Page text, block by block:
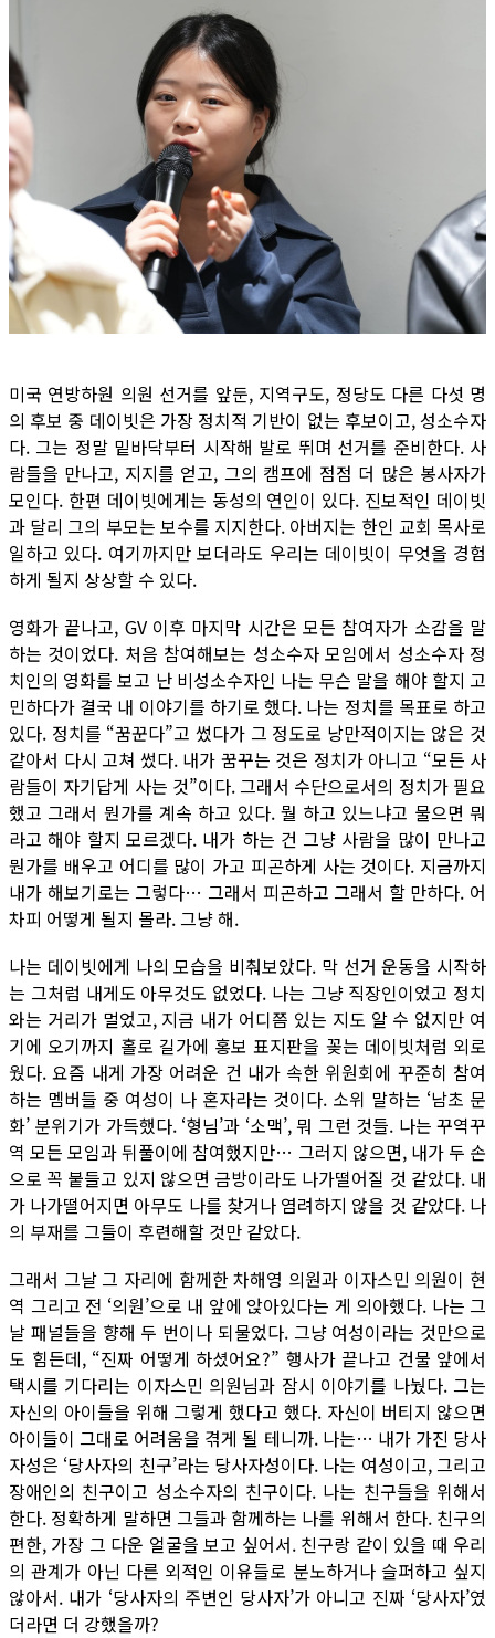
미국 연방하원 의원 선거를 앞둔, 지역구도, 정당도 다른 다섯 명
의 후보 중 데이빗은 가장 정치적 기반이 없는 후보이고, 성소수자
다. 그는 정말 밑바닥부터 시작해 발로 뛰며 선거를 준비한다. 사
람들을 만나고, 지지를 얻고, 그의 캠프에 점점 더 많은 봉사자가
모인다. 한편 데이빗에게는 동성의 연인이 있다. 진보적인 데이빗
과 달리 그의 부모는 보수를 지지한다. 아버지는 한인 교회 목사로
일하고 있다. 여기까지만 보더라도 우리는 데이빗이 무엇을 경험
하게 될지 상상할 수 있다.
영화가 끝나고, GV 이후 마지막 시간은 모든 참여자가 소감을 말
하는 것이었다. 처음 참여해보는 성소수자 모임에서 성소수자 정
치인의 영화를 보고 난 비성소수자인 나는 무슨 말을 해야 할지 고
민하다가 결국 내 이야기를 하기로 했다. 나는 정치를 목표로 하고
있다. 정치를 “꿈꾼다”고 썼다가 그 정도로 낭만적이지는 않은 것
같아서 다시 고쳐 썼다. 내가 꿈꾸는 것은 정치가 아니고 “모든 사
람들이 자기답게 사는 것”이다. 그래서 수단으로서의 정치가 필요
했고 그래서 뭔가를 계속 하고 있다. 뭘 하고 있느냐고 물으면 뭐
라고 해야 할지 모르겠다. 내가 하는 건 그냥 사람을 많이 만나고
뭔가를 배우고 어디를 많이 가고 피곤하게 사는 것이다. 지금까지
내가 해보기로는 그렇다… 그래서 피곤하고 그래서 할 만하다. 어
차피 어떻게 될지 몰라. 그냥 해.
나는 데이빗에게 나의 모습을 비춰보았다. 막 선거 운동을 시작하
는 그처럼 내게도 아무것도 없었다. 나는 그냥 직장인이었고 정치
와는 거리가 멀었고, 지금 내가 어디쯤 있는 지도 알 수 없지만 여
기에 오기까지 홀로 길가에 홍보 표지판을 꽂는 데이빗처럼 외로
웠다. 요즘 내게 가장 어려운 건 내가 속한 위원회에 꾸준히 참여
하는 멤버들 중 여성이 나 혼자라는 것이다. 소위 말하는 ‘남초 문
화’ 분위기가 가득했다. ‘형님’과 ‘소맥’, 뭐 그런 것들. 나는 꾸역꾸
역 모든 모임과 뒤풀이에 참여했지만… 그러지 않으면, 내가 두 손
으로 꼭 붙들고 있지 않으면 금방이라도 나가떨어질 것 같았다. 내
가 나가떨어지면 아무도 나를 찾거나 염려하지 않을 것 같았다. 나
의 부재를 그들이 후련해할 것만 같았다.
그래서 그날 그 자리에 함께한 차해영 의원과 이자스민 의원이 현
역 그리고 전 ‘의원’으로 내 앞에 앉아있다는 게 의아했다. 나는 그
날 패널들을 향해 두 번이나 되물었다. 그냥 여성이라는 것만으로
도 힘든데, “진짜 어떻게 하셨어요?” 행사가 끝나고 건물 앞에서
택시를 기다리는 이자스민 의원님과 잠시 이야기를 나눴다. 그는
자신의 아이들을 위해 그렇게 했다고 했다. 자신이 버티지 않으면
아이들이 그대로 어려움을 겪게 될 테니까. 나는… 내가 가진 당사
자성은 ‘당사자의 친구’라는 당사자성이다. 나는 여성이고, 그리고
장애인의 친구이고 성소수자의 친구이다. 나는 친구들을 위해서
한다. 정확하게 말하면 그들과 함께하는 나를 위해서 한다. 친구의
편한, 가장 그 다운 얼굴을 보고 싶어서. 친구랑 같이 있을 때 우리
의 관계가 아닌 다른 외적인 이유들로 분노하거나 슬퍼하고 싶지
않아서. 내가 ‘당사자의 주변인 당사자’가 아니고 진짜 ‘당사자’였
더라면 더 강했을까?